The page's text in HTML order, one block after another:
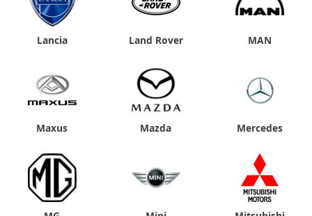
Lancia Land Rover MAN
Maxus Mazda Mercedes